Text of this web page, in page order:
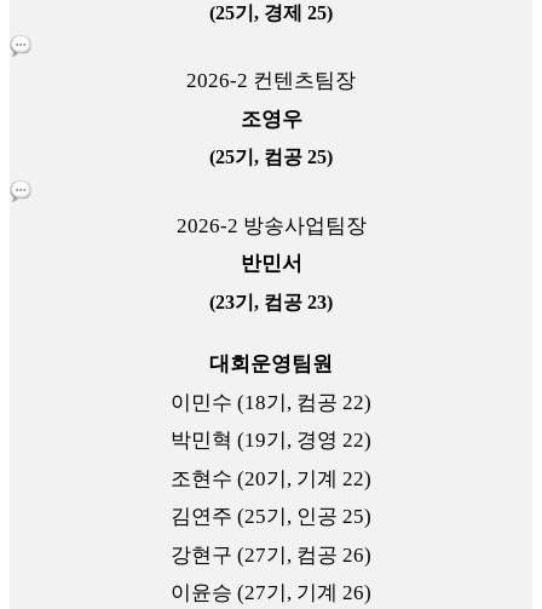
(25기, 경제 25)
2026-2 컨텐츠팀장
조영우
(25기, 컴공 25)
2026-2 방송사업팀장
반민서
(23기, 컴공 23)
대회운영팀원
이민수 (18기, 컴공 22)
박민혁 (19기, 경영 22)
조현수 (20기, 기계 22)
김연주 (25기, 인공 25)
강현구 (27기, 컴공 26)
이윤승 (27기, 기계 26)